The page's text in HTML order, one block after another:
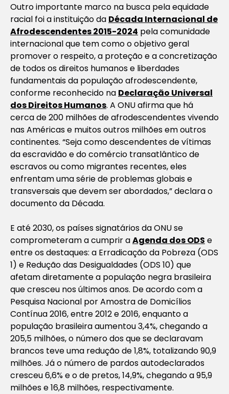
Outro importante marco na busca pela equidade
racial foi a instituição da Década Internacional de
Afrodescendentes 2015-2024 pela comunidade
internacional que tem como o objetivo geral
promover o respeito, a proteção e a concretização
de todos os direitos humanos e liberdades
fundamentais da população afrodescendente,
conforme reconhecido na Declaração Universal
dos Direitos Humanos. A ONU afirma que há
cerca de 200 milhões de afrodescendentes vivendo
nas Américas e muitos outros milhões em outros
continentes. “Seja como descendentes de vítimas
da escravidão e do comércio transatlântico de
escravos ou como migrantes recentes, eles
enfrentam uma série de problemas globais e
transversais que devem ser abordados,” declara o
documento da Década.
E até 2030, os países signatários da ONU se
comprometeram a cumprir aAgenda dos ODS e
entre os destaques: a Erradicação da Pobreza (ODS
1) e Redução das Desigualdades (ODS 10) que
afetam diretamente a população negra brasileira
que cresceu nos últimos anos. De acordo com a
Pesquisa Nacional por Amostra de Domicílios
Contínua 2016, entre 2012 e 2016, enquanto a
população brasileira aumentou 3,4%, chegando a
205,5 milhões, o número dos que se declaravam
brancos teve uma redução de 1,8%, totalizando 90,9
milhões. Já o número de pardos autodeclarados
cresceu 6,6% e o de pretos, 14,9%, chegando a 95,9
milhões e 16,8 milhões, respectivamente.